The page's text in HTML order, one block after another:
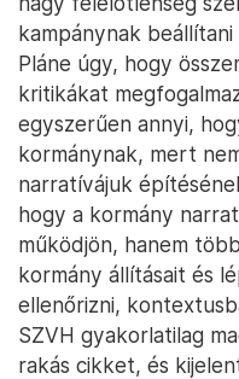
kampánynak
Pláne úgy, hogy
kritikákat
egyszerűen annyi,
kormánynak, mert
narratívájuk
hogy a kormány
működjön, hanem
kormány állításait és
ellenőrizni,
SZVH gyakorlatilag
rakás cikket, és